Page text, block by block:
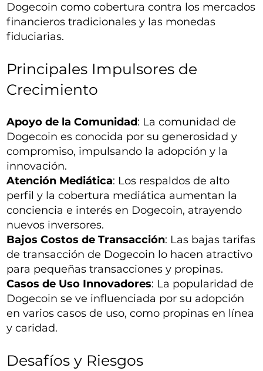
Dogecoin como cobertura contra los mercados
financieros tradicionales y las monedas
fiduciarias.
Principales Impulsores de
Crecimiento
Apoyo de la Comunidad: La comunidad de
Dogecoin es conocida por su generosidad y
compromiso, impulsando la adopción y la
innovación.
Atención Mediática: Los respaldos de alto
perfil y la cobertura mediática aumentan la
conciencia e interés en Dogecoin, atrayendo
nuevos inversores.
Bajos Costos de Transacción: Las bajas tarifas
de transacción de Dogecoin lo hacen atractivo
para pequeñas transacciones y propinas.
Casos de Uso Innovadores: La popularidad de
Dogecoin se ve influenciada por su adopción
en varios casos de uso, como propinas en línea
y caridad.
Desafíos y Riesgos